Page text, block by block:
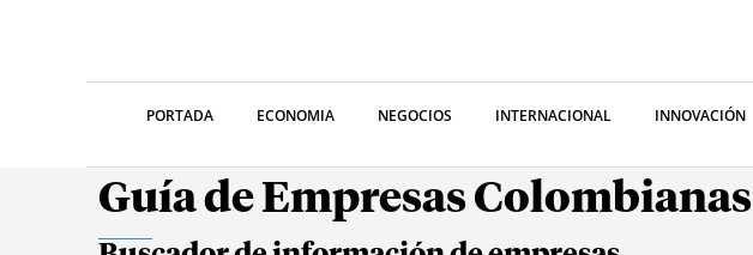
PORTADA ECONOMIA NEGOCIOS INTERNACIONAL INNOVACIÓN
Guía de Empresas Colombianas